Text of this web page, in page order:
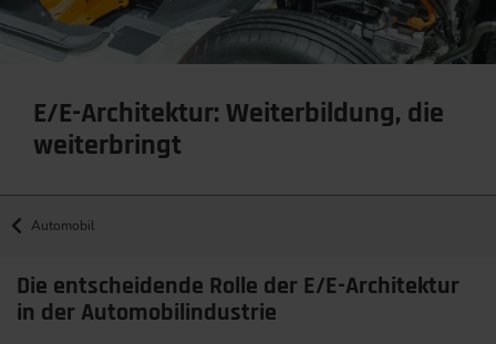
E/E-Architektur: Weiterbildung, die
weiterbringt
Automobil
Die entscheidende Rolle der E/E-Architektur
in der Automobilindustrie